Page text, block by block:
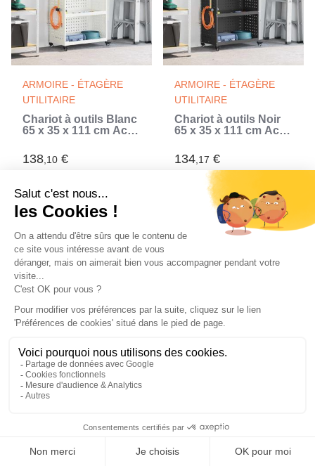
ARMOIRE - ÉTAGÈRE
UTILITAIRE
Chariot à outils Blanc
65 x 35 x 111 cm Acier
138,10 €
ARMOIRE - ÉTAGÈRE
UTILITAIRE
Chariot à outils Noir
65 x 35 x 111 cm Acier
134,17 €
ARMOIRE - ÉTAGÈRE
UTILITAIRE
Chariot à outils Blanc
65 x 35 x 111 cm Acier
ARMOIRE - ÉTAGÈRE
110,79€